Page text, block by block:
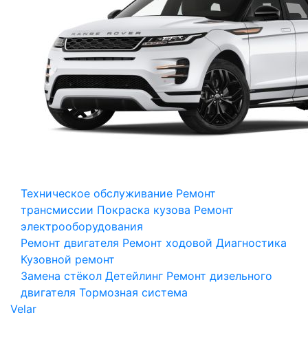
Техническое обслуживание Ремонт
трансмиссии Покраска кузова Ремонт
электрооборудования
Ремонт двигателя Ремонт ходовой Диагностика
Кузовной ремонт
Замена стёкол Детейлинг Ремонт дизельного
двигателя Тормозная система
Velar